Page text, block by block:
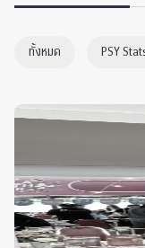
ทั้งหมด PSY